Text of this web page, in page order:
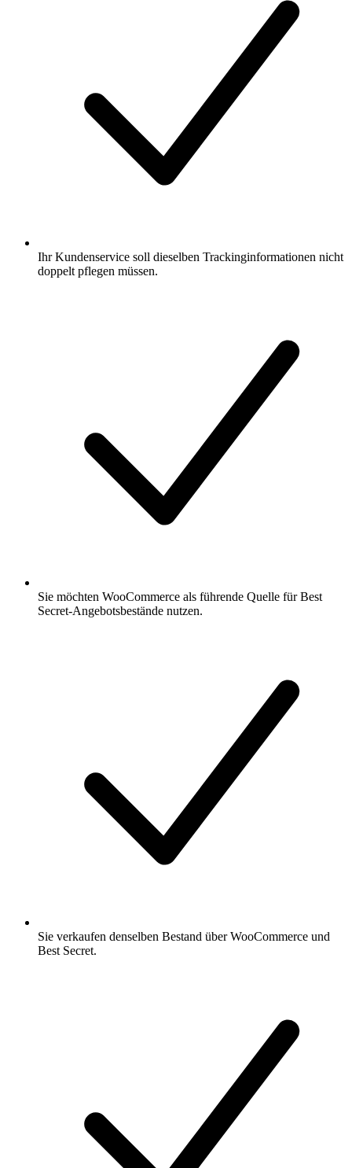
Ihr Kundenservice soll dieselben Trackinginformationen nicht
doppelt pflegen müssen.
Sie möchten WooCommerce als führende Quelle für Best
Secret-Angebotsbestände nutzen.
Sie verkaufen denselben Bestand über WooCommerce und
Best Secret.